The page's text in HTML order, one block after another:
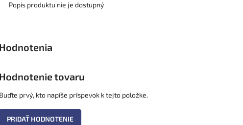
Popis produktu nie je dostupný
Hodnotenie tovaru
Buďte prvý, kto napíše príspevok k tejto položke.
PRIDAŤ HODNOTENIE